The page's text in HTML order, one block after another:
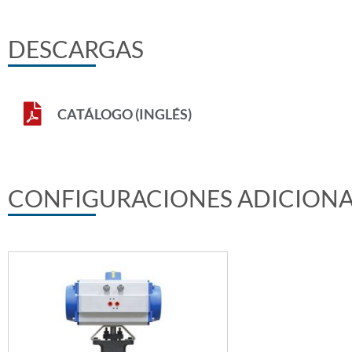
DESCARGAS
CATÁLOGO (INGLÉS)
CONFIGURACIONES